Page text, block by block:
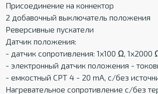
Присоединение на коннектор
2 добавочный выключатель положения
Реверсивные пускатели
Датчик положения:
- датчик сопротивления: 1x100 Ω,
- электронный датчик положения -
- емкостный CPT 4 - 20 mA, c/без
Нагревательное сопротивление с/без